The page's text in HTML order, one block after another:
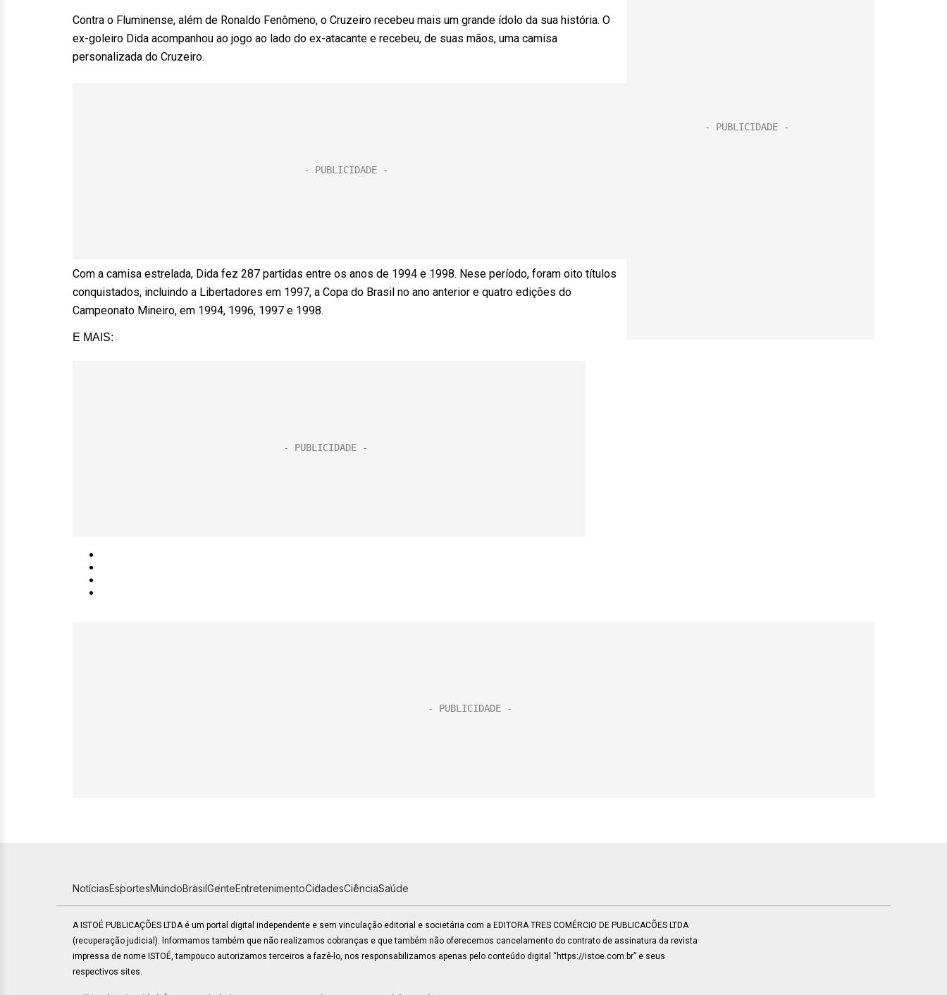
Contra o Fluminense, além de Ronaldo Fenômeno, o Cruzeiro recebeu mais um grande ídolo da sua história. O
ex-goleiro Dida acompanhou ao jogo ao lado do ex-atacante e recebeu, de suas mãos, uma camisa
personalizada do Cruzeiro.
Com a camisa estrelada, Dida fez 287 partidas entre os anos de 1994 e 1998. Nese período, foram oito títulos
conquistados, incluindo a Libertadores em 1997, a Copa do Brasil no ano anterior e quatro edições do
Campeonato Mineiro, em 1994, 1996, 1997 e 1998.
E MAIS:
NotíciasEsportesMundoBrasilGenteEntretenimentoCidadesCiênciaSaúde
A ISTOÉ PUBLICAÇÕES LTDA é um portal digital independente e sem vinculação editorial e societária com a EDITORA TRES COMÉRCIO DE PUBLICACÕES LTDA
(recuperação judicial). Informamos também que não realizamos cobranças e que também não oferecemos cancelamento do contrato de assinatura da revista
impressa de nome ISTOÉ, tampouco autorizamos terceiros a fazê-lo, nos responsabilizamos apenas pelo conteúdo digital “https://istoe.com.br” e seus
respectivos sites.